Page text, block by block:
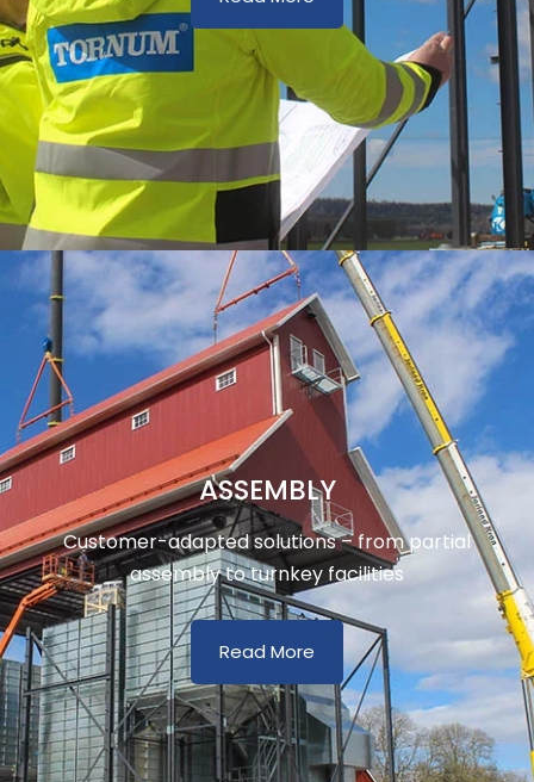
ASSEMBLY
Customer-adapted solutions – from partial
assembly to turnkey facilities
Read More